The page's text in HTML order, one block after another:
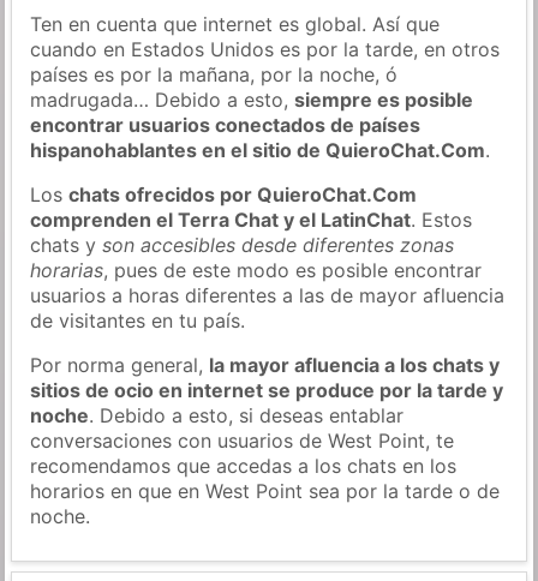
Ten en cuenta que internet es global. Así que
cuando en Estados Unidos es por la tarde, en otros
países es por la mañana, por la noche, ó
madrugada… Debido a esto,siempre es posible
encontrar usuarios conectados de países
hispanohablantes en el sitio de QuieroChat.Com.
Loschats ofrecidos por QuieroChat.Com
comprenden el Terra Chat y el LatinChat. Estos
chats yson accesibles desde diferentes zonas
horarias, pues de este modo es posible encontrar
usuarios a horas diferentes a las de mayor afluencia
de visitantes en tu país.
Por norma general, la mayor afluencia a los chats y
sitios de ocio en internet se produce por la tarde y
noche. Debido a esto, si deseas entablar
conversaciones con usuarios de West Point, te
recomendamos que accedas a los chats en los
horarios en que en West Point sea por la tarde o de
noche.